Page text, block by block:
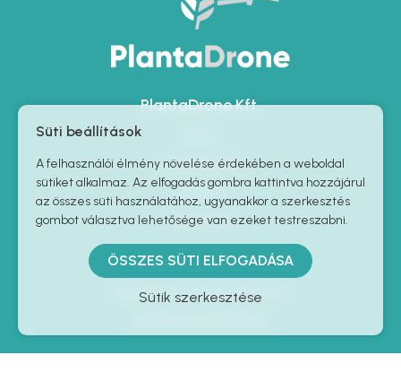
PlantaDrone Kft.
Szolgáltatások
Kapcsolat
Impresszum
Információk
Általános szerződési feltételek
Süti beállítások
A felhasználói élmény növelése érdekében a weboldal
sütiket alkalmaz. Az elfogadás gombra kattintva hozzájárul
az összes süti használatához, ugyanakkor a szerkesztés
gombot választva lehetősége van ezeket testreszabni.
ÖSSZES SÜTI ELFOGADÁSA
Sütik szerkesztése